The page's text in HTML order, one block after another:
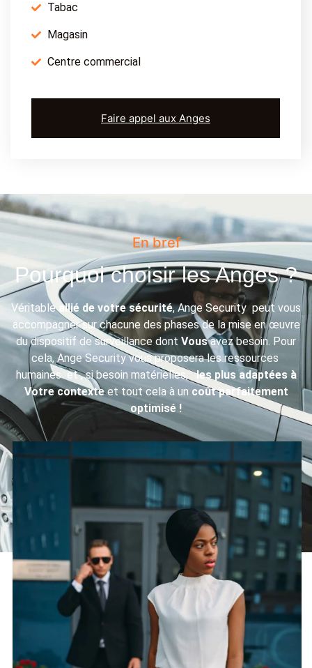
Tabac
Magasin
Centre commercial
Faire appel aux Anges
En bref
Pourquoi choisir les Anges ?
Véritable allié de votre sécurité, Ange Security peut vous
accompagner sur chacune des phases de la mise en œuvre
du dispositif de surveillance dont Vousavez besoin. Pour
cela, Ange Security vous proposera les ressources
humaines et , si besoin matérielles,les plus adaptées à
Votre contexteet tout cela à un coût parfaitement
optimisé !